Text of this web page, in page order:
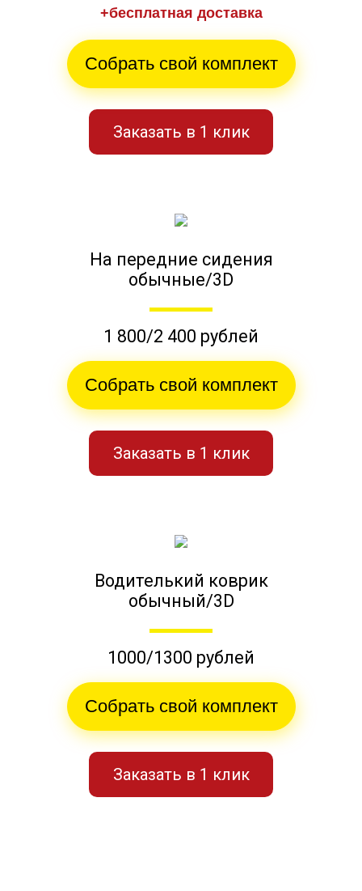
+бесплатная доставка
Собрать свой комплект
Заказать в 1 клик
На передние сидения
обычные/3D
1 800/2 400 рублей
Собрать свой комплект
Заказать в 1 клик
Водителький коврик
обычный/3D
1000/1300 рублей
Собрать свой комплект
Заказать в 1 клик